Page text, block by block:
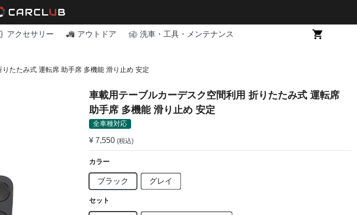
アクセサリー アウトドア 洗車・工具・メンテナンス
たたみ式 運転席 助手席 多機能 滑り止め 安定
車載用テーブルカーデスク空間利用 折りたたみ式 運転席
助手席 多機能 滑り止め 安定
全車種対応
¥ 7,550 (税込)
カラー
ブラック グレイ
セット